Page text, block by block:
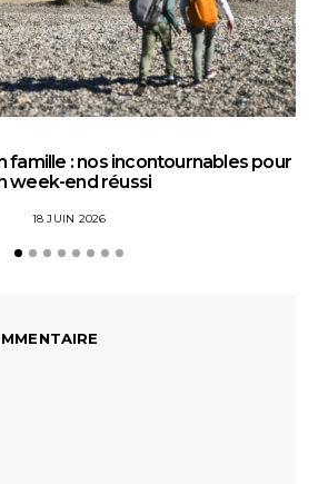
famille : nos incontournables pour
week-end réussi
18 JUIN 2026